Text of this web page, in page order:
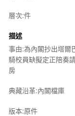
層次:件
描述
事由:為內閣抄出塔爾
騎校員缺擬定正陪奏
房
典藏沿革:內閣檔庫
版本:原件